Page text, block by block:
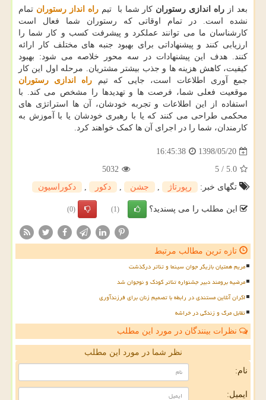
بعد از راه اندازی رستوران کار شما با تیمراه انداز رستوران تمام
نشده است. در تمام اوقاتی که رستوران شما فعال است
کارشناسان ما می توانند عملکرد و پیشرفت کسب و کار شما را
ارزیابی کنند و پیشنهاداتی برای بهبود جنبه های مختلف کار ارائه
کنند. هدف این پیشنهادات در سه محور خلاصه می شود: بهبود
کیفیت، کاهش هزینه ها و جذب بیشتر مشتریان. مرحله اول این کار
جمع آوری اطلاعات است، جایی که تیم راه اندازی رستوران
موقعیت فعلی شما، فرصت ها و تهدیدها را مشخص می کند. با
استفاده از این اطلاعات و تجربه خودشان، آن ها استراتژی های
محکمی طراحی می کنند که یا با رهبری خودشان یا با آموزش به
کارمندان، شما را در اجرای آن ها کمک خواهند کرد.
1398/05/20
16:45:38
5.0
/
5
5032
تگهای خبر:
رپورتاژ , جشن , دكور , دكوراسیون
این مطلب را می پسندید؟ (1)
(0)
تازه ترین مطالب مرتبط
مریم همتیان بازیگر جوان سینما و تئاتر درگذشت
مرضیه برومند دبیر جشنواره تئاتر کودک و نوجوان شد
اکران آنلاین مستندی در رابطه با تصمیم زنان برای فرزندآوری
تقابل مرگ و زندگی در خراشه
نظرات بینندگان در مورد این مطلب
نظر شما در مورد این مطلب
نام:
ایمیل: